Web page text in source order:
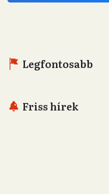
Legfontosabb
Friss hírek